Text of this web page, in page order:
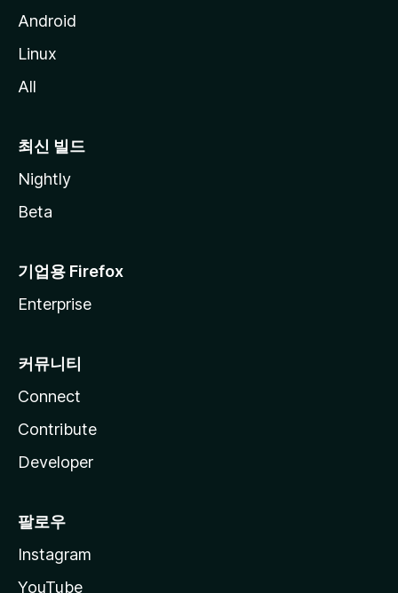
Android
Linux
All
최신 빌드
Nightly
Beta
기업용 Firefox
Enterprise
커뮤니티
Connect
Contribute
Developer
팔로우
Instagram
YouTube